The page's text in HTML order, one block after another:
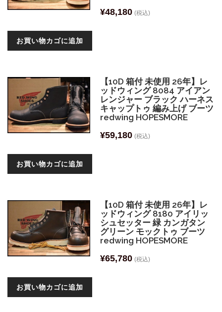
¥48,180 (税込)
お買い物カゴに追加
【10D 箱付 未使用 26年】レ
ッドウィング 8084 アイアン
レンジャー ブラック ハーネス
キャップトゥ 編み上げ ブーツ
redwing HOPESMORE
¥59,180 (税込)
お買い物カゴに追加
【10D 箱付 未使用 26年】レ
ッドウィング 8180 アイリッ
シュセッター 緑 カンガタン
グリーン モックトゥ ブーツ
redwing HOPESMORE
¥65,780 (税込)
お買い物カゴに追加